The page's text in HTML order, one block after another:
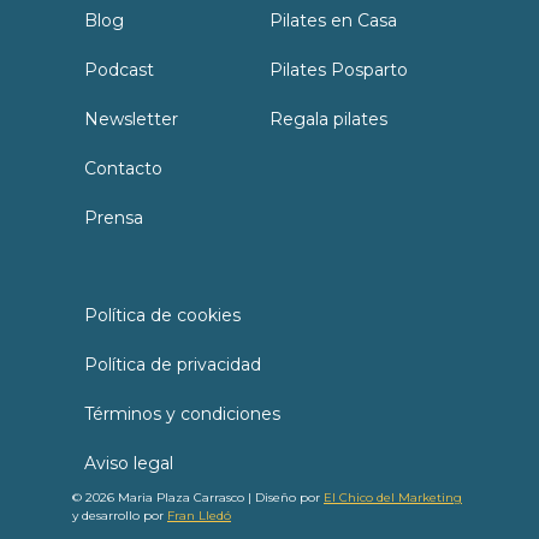
Blog
Podcast
Newsletter
Contacto
Prensa
Pilates en Casa
Pilates Posparto
Regala pilates
Política de cookies
Política de privacidad
Términos y condiciones
Aviso legal
© 2026 Maria Plaza Carrasco | Diseño por El Chico del Marketing
y desarrollo por Fran Lledó